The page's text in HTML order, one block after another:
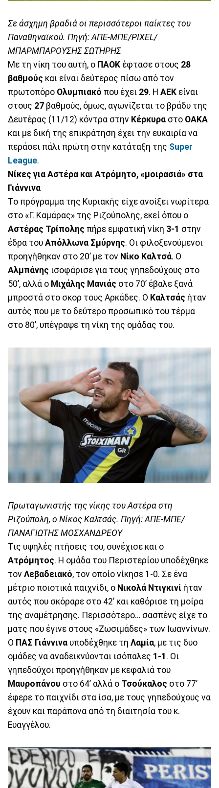
Σε άσχημη βραδιά οι περισσότεροι παίκτες του
Παναθηναϊκού. Πηγή: ΑΠΕ-ΜΠΕ/PIXEL/
ΜΠΑΡΜΠΑΡΟΥΣΗΣ ΣΩΤΗΡΗΣ
Με τη νίκη του αυτή, ο ΠΑΟΚ έφτασε στους 28
βαθμούς και είναι δεύτερος πίσω από τον
πρωτοπόρο Ολυμπιακό που έχει 29. Η ΑΕΚ είναι
στους 27 βαθμούς, όμως, αγωνίζεται το βράδυ της
Δευτέρας (11/12) κόντρα στην Κέρκυρα στο ΟΑΚΑ
και με δική της επικράτηση έχει την ευκαιρία να
περάσει πάλι πρώτη στην κατάταξη της Super
League.
Νίκες για Αστέρα και Ατρόμητο, «μοιρασιά» στα
Γιάννινα
Το πρόγραμμα της Κυριακής είχε ανοίξει νωρίτερα
στο «Γ. Καμάρας» της Ριζούπολης, εκεί όπου ο
Αστέρας Τρίπολης πήρε εμφατική νίκη 3-1 στην
έδρα του Απόλλωνα Σμύρνης. Οι φιλοξενούμενοι
προηγήθηκαν στο 20’ με τον Νίκο Καλτσά. Ο
Αλμπάνης ισοφάρισε για τους γηπεδούχους στο
50’, αλλά ο Μιχάλης Μανιάς στο 70’ έβαλε ξανά
μπροστά στο σκορ τους Αρκάδες. Ο Καλτσάς ήταν
αυτός που με το δεύτερο προσωπικό του τέρμα
στο 80’, υπέγραψε τη νίκη της ομάδας του.
Πρωταγωνιστής της νίκης του Αστέρα στη
Ριζούπολη, ο Νίκος Καλτσάς. Πηγή: ΑΠΕ-ΜΠΕ/
ΠΑΝΑΓΙΩΤΗΣ ΜΟΣΧΑΝΔΡΕΟΥ
Τις υψηλές πτήσεις του, συνέχισε και ο
Ατρόμητος. Η ομάδα του Περιστερίου υποδέχθηκε
τον Λεβαδειακό, τον οποίο νίκησε 1-0. Σε ένα
μέτριο ποιοτικά παιχνίδι, ο Νικολά Ντιγκινί ήταν
αυτός που σκόραρε στο 42’ και καθόρισε τη μοίρα
της αναμέτρησης. Περισσότερο… σασπένς είχε το
ματς που έγινε στους «Ζωσιμάδες» των Ιωαννίνων.
Ο ΠΑΣ Γιάννινα υποδέχθηκε τη Λαμία, με τις δυο
ομάδες να αναδεικνύονται ισόπαλες 1-1 . Οι
γηπεδούχοι προηγήθηκαν με κεφαλιά του
Μαυροπάνου στο 64’ αλλά ο Τσούκαλος στο 77’
έφερε το παιχνίδι στα ίσα, με τους γηπεδούχους να
έχουν και παράπονα από τη διαιτησία του κ.
Ευαγγέλου.